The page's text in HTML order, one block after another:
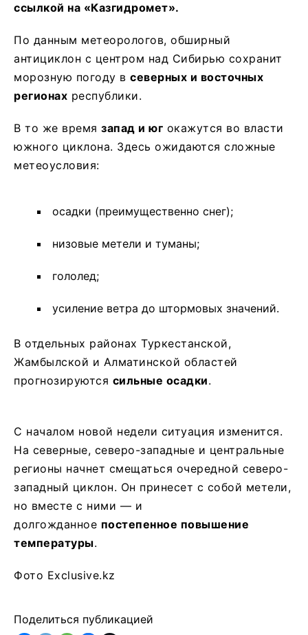
ссылкой на «Казгидромет».
По данным метеорологов, обширный
антициклон с центром над Сибирью сохранит
морозную погоду в северных и восточных
регионах республики.
В то же время запад и юг окажутся во власти
южного циклона. Здесь ожидаются сложные
метеоусловия:
осадки (преимущественно снег);
низовые метели и туманы;
гололед;
усиление ветра до штормовых значений.
В отдельных районах Туркестанской,
Жамбылской и Алматинской областей
прогнозируются сильные осадки.
С началом новой недели ситуация изменится.
На северные, северо-западные и центральные
регионы начнет смещаться очередной северо-
западный циклон. Он принесет с собой метели,
но вместе с ними — и
долгожданное постепенное повышение
температуры.
Фото Exclusive.kz
Поделиться публикацией